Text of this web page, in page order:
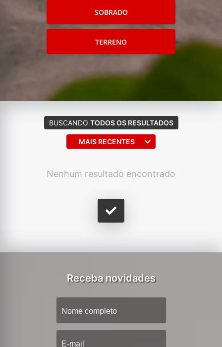
SOBRADO
TERRENO
BUSCANDO TODOS OS RESULTADOS
MAIS RECENTES
Nenhum resultado encontrado
Receba novidades